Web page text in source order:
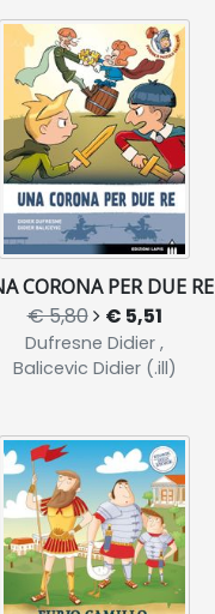
CORONA PER DUE RE
€ 5,80 € 5,51
Dufresne Didier ,
Balicevic Didier (.ill)